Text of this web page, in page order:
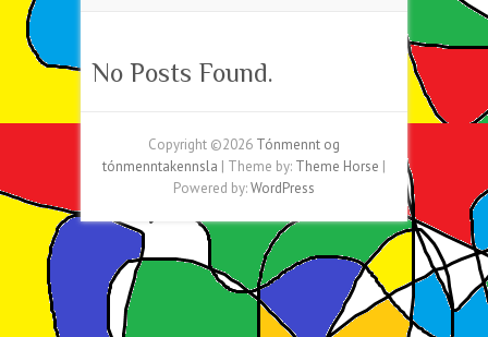
No Posts Found.
Copyright ©2026 Tónmennt og
tónmenntakennsla | Theme by: Theme Horse |
Powered by:WordPress